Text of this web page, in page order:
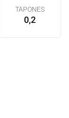
TAPONES
0,2